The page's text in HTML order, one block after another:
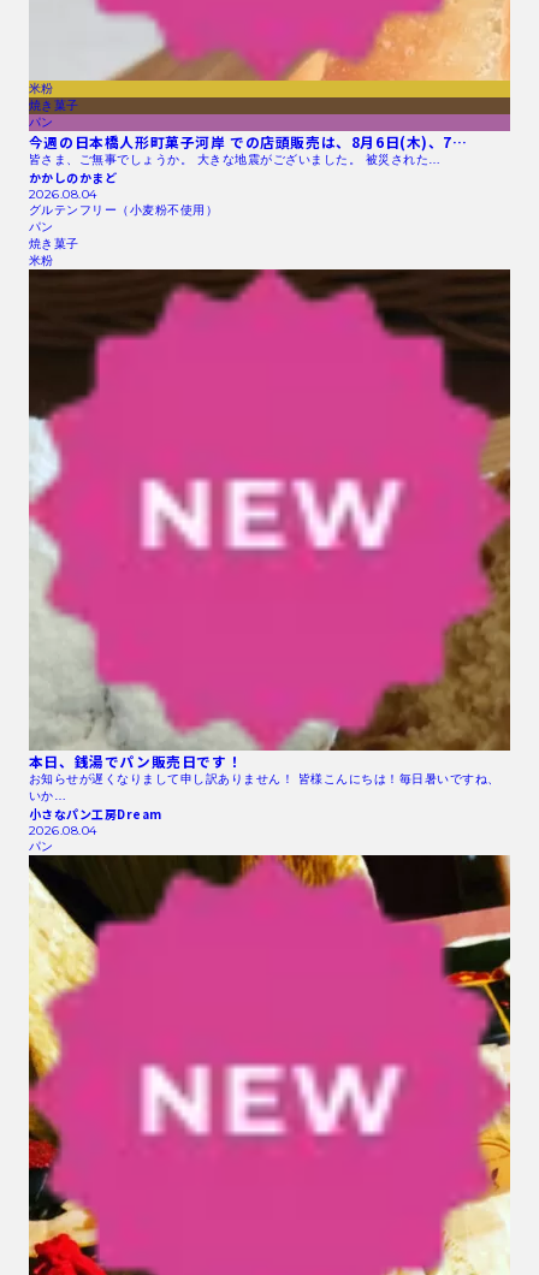
米粉
焼き菓子
パン
今週の日本橋人形町菓子河岸 での店頭販売は、8月6日(木)、7…
皆さま、ご無事でしょうか。 大きな地震がございました。 被災された…
かかしのかまど
2026.08.04
グルテンフリー（小麦粉不使用）
パン
焼き菓子
米粉
本日、銭湯でパン販売日です！
お知らせが遅くなりまして申し訳ありません！ 皆様こんにちは！毎日暑いですね、
いか…
小さなパン工房Dream
2026.08.04
パン